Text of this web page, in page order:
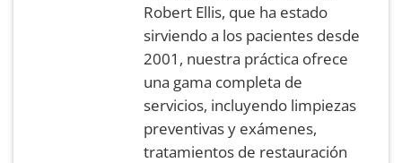
Robert Ellis, que ha estado
sirviendo a los pacientes desde
2001, nuestra práctica ofrece
una gama completa de
servicios, incluyendo limpiezas
preventivas y exámenes,
tratamientos de restauración